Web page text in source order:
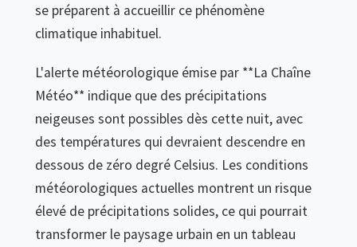
se préparent à accueillir ce phénomène
climatique inhabituel.
L'alerte météorologique émise par **La Chaîne
Météo** indique que des précipitations
neigeuses sont possibles dès cette nuit, avec
des températures qui devraient descendre en
dessous de zéro degré Celsius. Les conditions
météorologiques actuelles montrent un risque
élevé de précipitations solides, ce qui pourrait
transformer le paysage urbain en un tableau